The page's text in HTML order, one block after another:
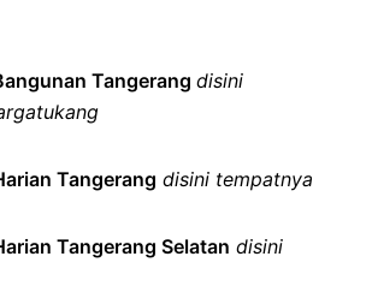
Tangerang disini
Tangerang disini tempatnya
Tangerang Selatan disini